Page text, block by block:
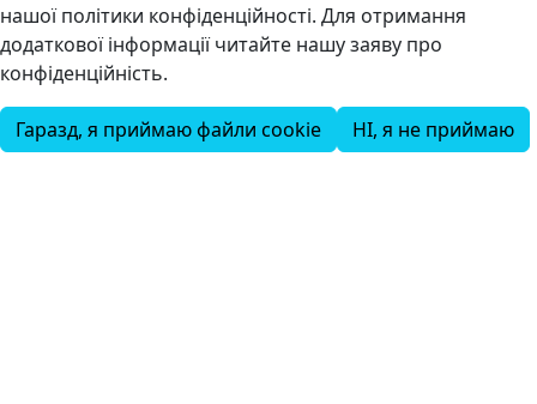
нашої політики конфіденційності. Для отримання
додаткової інформації читайте нашу заяву про
конфіденційність.
Гаразд, я приймаю файли cookie НІ, я не приймаю